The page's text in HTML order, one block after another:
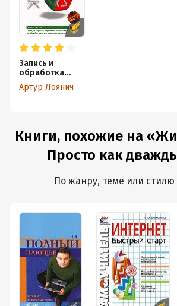
Запись и
обработка
звука на
компьютере.
Артур Лоянич
Книги, похожие на
Просто как
По жанру, теме или стилю